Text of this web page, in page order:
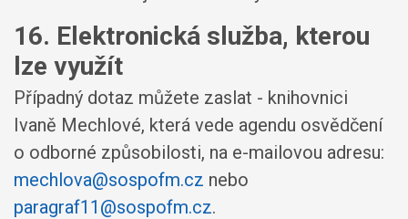
16. Elektronická služba, kterou
lze využít
Případný dotaz můžete zaslat - knihovnici
Ivaně Mechlové, která vede agendu osvědčení
o odborné způsobilosti, na e-mailovou adresu:
mechlova@sospofm.cz nebo
paragraf11@sospofm.cz.